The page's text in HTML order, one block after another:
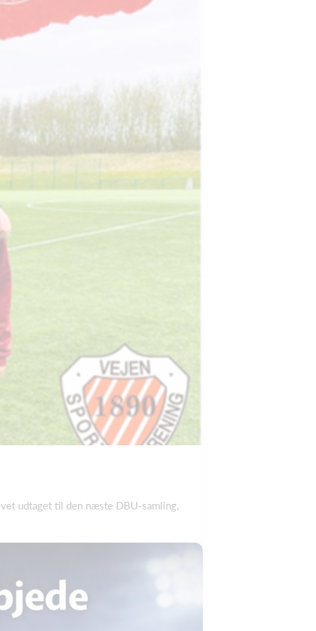
udtaget til den næste DBU-samling,